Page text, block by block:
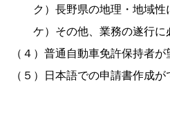
ク）長野県の地理・地域性に
ケ）その他、業務の遂行に必
（４）普通自動車免許保持者が
（５）日本語での申請書作成が